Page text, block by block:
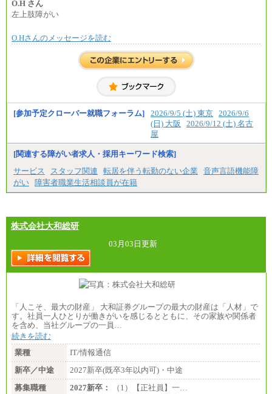
O.H さん
左上肢障がい
O.Hさんのメッセージを読む
[参加予定クローバー就職フォーラム] 2026/9/5 (土) 東京 2026/9/6
(日) 大阪
2026/9/12 (土) 名古
屋
[関連する障がい者求人・採用キーワード検索]
サービス
スタッフ関連 転居を伴う転勤のない企業
音声言語機能障
がい 障害者職業生活相談員が在籍
株式会社大和総研
03月03日更新
「人こそ、最大の財産」 大和証券グループの最大の財産は「人材」で
す。社員一人ひとりが働きがいを感じるとともに、その家族や関係者
を含め、当社グループの一員…
続きを読む
業種
IT/情報通信
新卒／中途
2027新卒(既卒3年以内可)・中途
募集職種
2027新卒：
（1）【正社員】一…